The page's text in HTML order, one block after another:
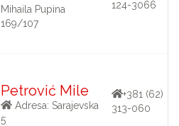
Mihaila Pupina
169/107
124-3066
Petrović Mile
Adresa: Sarajevska
5
+381 (62)
313-060